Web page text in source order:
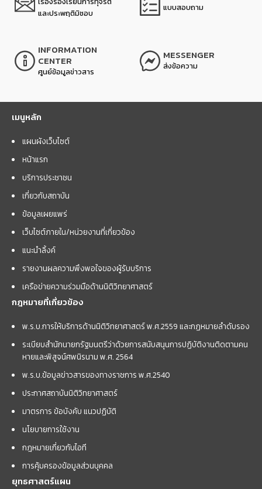
และประพฤติมิชอบ
แบบสอบถาม
INFORMATION
CENTER
ศูนย์ข้อมูลข่าวสาร
MESSENGER
ส่งข้อความ
เมนูหลัก
แผนผังเว็บไซต์
หน้าแรก
บริการประชาชน
เกี่ยวกับสถาบัน
ข้อมูลเผยแพร่
เว็บไซต์ภายใน/หน่วยงานที่เกี่ยวข้อง
แนะนำลิ้งค์
รายงานผลความพึงพอใจของผู้รับบริการ
เครือข่ายความร่วมมือด้านนิติวิทยาศาสตร์
กฎหมายที่เกี่ยวข้อง
พ.ร.บ.การให้บริการด้านนิติวิทยาศาสตร์ พ.ศ.2559 และกฏหมายลำดับรอง
ระเบียบสำนักนายกรัฐมนตรีว่าด้วยการสนับสนุนการปฏิบัติงานติดตามคน
หายและพิสูจน์ศพนิรนาม พ.ศ. 2564
พ.ร.บ.ข้อมูลข่าวสารของทางราชการ พ.ศ.2540
ประกาศสถาบันนิติวิทยาศาสตร์
มาตรการ ข้อบังคับ แนวปฏิบัติ
นโยบายการใช้งาน
กฎหมายเกี่ยวกับไอที
การคุ้มครองข้อมูลส่วนบุคคล
ยุทธศาสตร์แผน